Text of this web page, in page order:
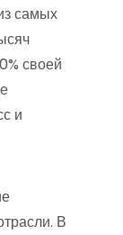
самых
своей
и
В